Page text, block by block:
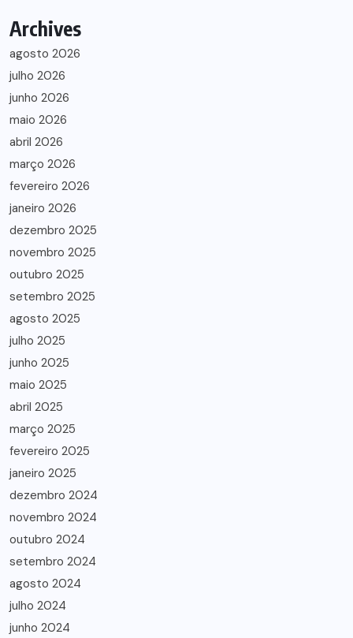
Archives
agosto 2026
julho 2026
junho 2026
maio 2026
abril 2026
março 2026
fevereiro 2026
janeiro 2026
dezembro 2025
novembro 2025
outubro 2025
setembro 2025
agosto 2025
julho 2025
junho 2025
maio 2025
abril 2025
março 2025
fevereiro 2025
janeiro 2025
dezembro 2024
novembro 2024
outubro 2024
setembro 2024
agosto 2024
julho 2024
junho 2024